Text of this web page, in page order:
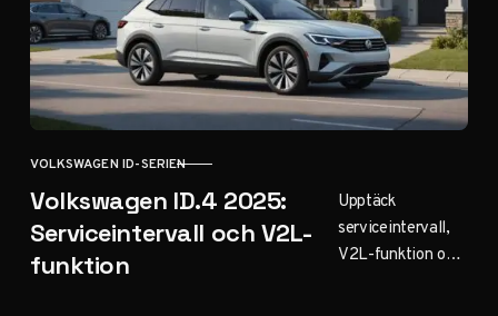
KATEGORI
VOLKSWAGEN ID-SERIEN
Volkswagen ID.4 2025:
Serviceintervall och V2L-
funktion
Upptäck
serviceintervall,
V2L-funktion och